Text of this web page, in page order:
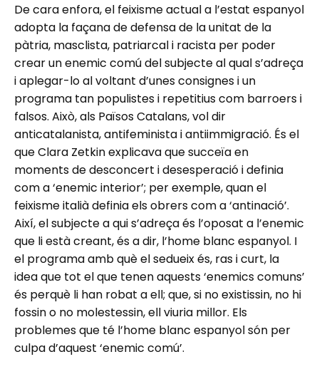
De cara enfora, el feixisme actual a l’estat espanyol
adopta la façana de defensa de la unitat de la
pàtria, masclista, patriarcal i racista per poder
crear un enemic comú del subjecte al qual s’adreça
i aplegar-lo al voltant d’unes consignes i un
programa tan populistes i repetitius com barroers i
falsos. Això, als Països Catalans, vol dir
anticatalanista, antifeminista i antiimmigració. És el
que Clara Zetkin explicava que succeïa en
moments de desconcert i desesperació i definia
com a ‘enemic interior’; per exemple, quan el
feixisme italià definia els obrers com a ‘antinació’.
Així, el subjecte a qui s’adreça és l’oposat a l’enemic
que li està creant, és a dir, l’home blanc espanyol. I
el programa amb què el sedueix és, ras i curt, la
idea que tot el que tenen aquests ‘enemics comuns’
és perquè li han robat a ell; que, si no existissin, no hi
fossin o no molestessin, ell viuria millor. Els
problemes que té l’home blanc espanyol són per
culpa d’aquest ‘enemic comú’.